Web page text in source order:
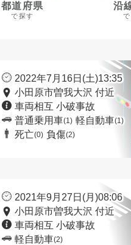
都道府県
で探す
沿
2022年7月16日(土)13:35
小田原市曽我大沢 付近
車両相互 小破事故
普通乗用車(1) 軽自動車(1)
死亡(0) 負傷(2)
2021年9月27日(月)08:06
小田原市曽我大沢 付近
車両相互 小破事故
軽自動車(2)